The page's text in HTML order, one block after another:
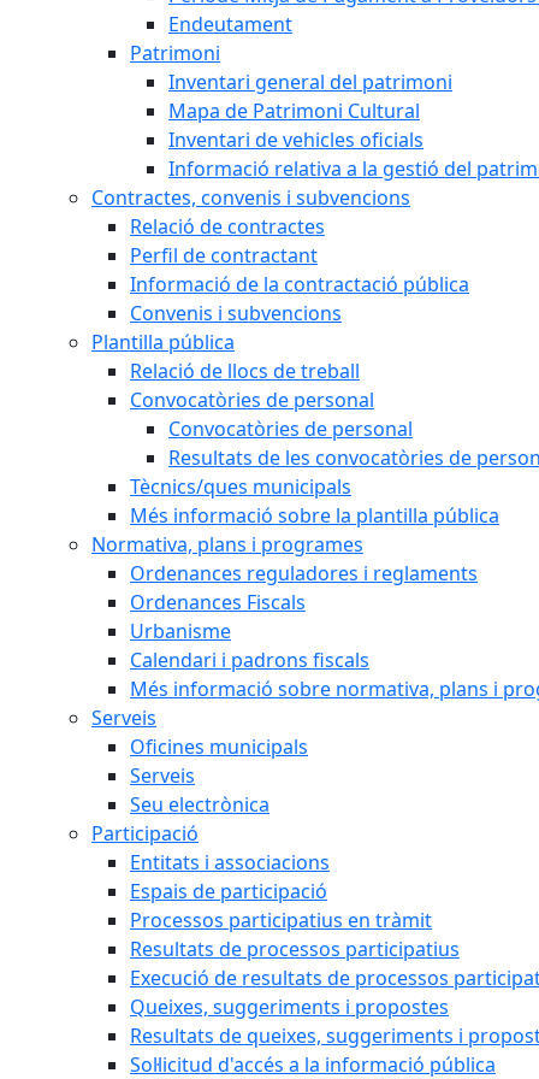
Endeutament
Patrimoni
Inventari general del patrimoni
Mapa de Patrimoni Cultural
Inventari de vehicles oficials
Informació relativa a la gestió del
Contractes, convenis i subvencions
Relació de contractes
Perfil de contractant
Informació de la contractació pública
Convenis i subvencions
Plantilla pública
Relació de llocs de treball
Convocatòries de personal
Convocatòries de personal
Resultats de les convocatòries de
Tècnics/ques municipals
Més informació sobre la plantilla pública
Normativa, plans i programes
Ordenances reguladores i reglaments
Ordenances Fiscals
Urbanisme
Calendari i padrons fiscals
Més informació sobre normativa, plans i
Serveis
Oficines municipals
Serveis
Seu electrònica
Participació
Entitats i associacions
Espais de participació
Processos participatius en tràmit
Resultats de processos participatius
Execució de resultats de processos
Queixes, suggeriments i propostes
Resultats de queixes, suggeriments i
Sol·licitud d'accés a la informació pública